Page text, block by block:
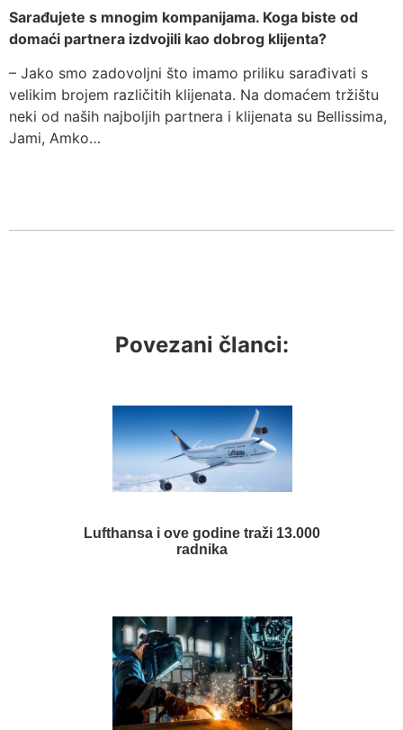
Sarađujete s mnogim kompanijama. Koga biste od
domaći partnera izdvojili kao dobrog klijenta?
– Jako smo zadovoljni što imamo priliku sarađivati s
velikim brojem različitih klijenata. Na domaćem tržištu
neki od naših najboljih partnera i klijenata su Bellissima,
Jami, Amko…
Povezani članci:
Lufthansa i ove godine traži 13.000
radnika